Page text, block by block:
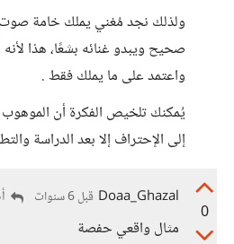
ولذلك نجد مُغني يملك خامة صوت
صحيح ويبدو غنائه بشعًا، هذا
واعتمد على ما يملك فقط .
يُمكنك تلخيص الفكرة أن
إلى الإحتراف إلا بعد الدراسة
0
Doaa_Ghazal قبل 6 سنوات
مثال واقعي حفصة